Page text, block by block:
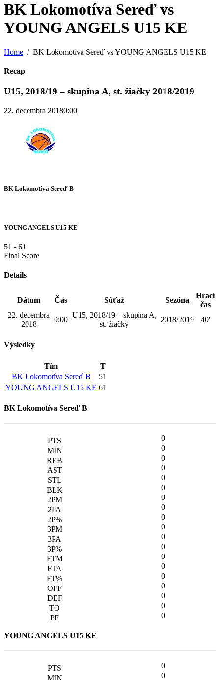
BK Lokomotíva Sereď vs
YOUNG ANGELS U15 KE
Home BK Lokomotíva Sereď vs YOUNG ANGELS U15 KE
Recap
U15, 2018/19 – skupina A, st. žiačky 2018/2019
22. decembra 20180:00
BK Lokomotíva Sereď B
YOUNG ANGELS U15 KE
51 - 61
Final Score
Details
Dátum Čas Súťaž Sezóna
Hrací
čas
22. decembra
2018
0:00
U15, 2018/19 – skupina A,
st. žiačky
2018/2019 40'
Výsledky
Tím
T
BK Lokomotíva Sereď B
51
YOUNG ANGELS U15 KE 61
BK Lokomotíva Sereď B
0
0
0
0
0
0
0
0
0
0
0
0
0
0
0
0
0
0
0
YOUNG ANGELS U15 KE
0
0